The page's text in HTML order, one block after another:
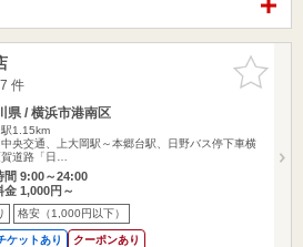
お気に入
りに追加
件
県 / 横浜市港南区
1.15km
央交通、上大岡駅～本郷台駅、日野バス停下車横
道路「日…
間 9:00～24:00
金 1,000円～
格安（1,000円以下）
ケットあり クーポンあり